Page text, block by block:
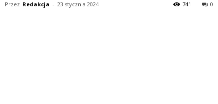
Przez Redakcja - 23 stycznia 2024 0
741